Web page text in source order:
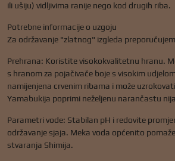
ili ušiju) vidljivima ranije nego kod drugih riba.
Potrebne informacije o uzgoju
Za održavanje "zlatnog" izgleda
Prehrana: Koristite visokokvalitetnu hranu.
s hranom za pojačivače boje s visokim
namijenjena crvenim ribama i može
Yamabukija poprimi neželjenu narančastu
Parametri vode: Stabilan pH i redovite
održavanje sjaja. Meka voda općenito
stvaranja Shimija.